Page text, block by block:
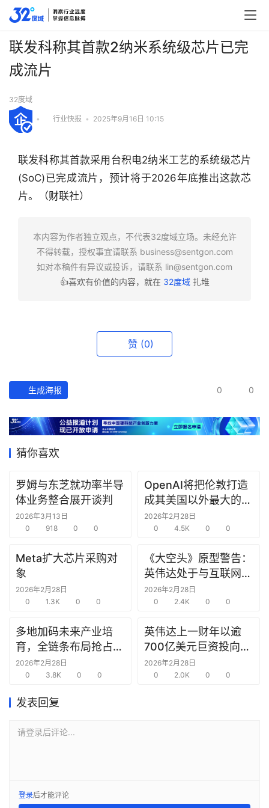
条
深
产
经
据
研
告
之
窗
链
圈
联发科称其首款2纳米系统级芯片已完
成流片
32度域
• 行业快报 • 2025年9月16日 10:15
联发科称其首款采用台积电2纳米工艺的系统级芯片
(SoC)已完成流片，预计将于2026年底推出这款芯
片。（财联社）
本内容为作者独立观点，不代表32度域立场。未经允许
不得转载，授权事宜请联系 business@sentgon.com
如对本稿件有异议或投诉，请联系 lin@sentgon.com
👍喜欢有价值的内容，就在 32度域扎堆
赞 (0)
生成海报 0 0
猜你喜欢
罗姆与东芝就功率半导
体业务整合展开谈判
2026年3月13日
0
918 0 0
OpenAI将把伦敦打造
成其美国以外最大的研
究中心
2026年2月28日
0
4.5K 0 0
Meta扩大芯片采购对
象
2026年2月28日
0
1.3K 0 0
《大空头》原型警告：
英伟达处于与互联网泡
沫时期思科同样的“危
险境地”
2026年2月28日
0
2.4K 0 0
多地加码未来产业培
育，全链条布局抢占新
赛道先机
2026年2月28日
0
3.8K 0 0
英伟达上一财年以逾
700亿美元巨资投向合
作方，竭力巩固AI芯片
需求
2026年2月28日
0
2.0K 0 0
发表回复
请登录后评论...
登录后才能评论